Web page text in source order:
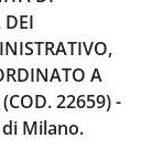
DEI
A
22659) -
Milano.